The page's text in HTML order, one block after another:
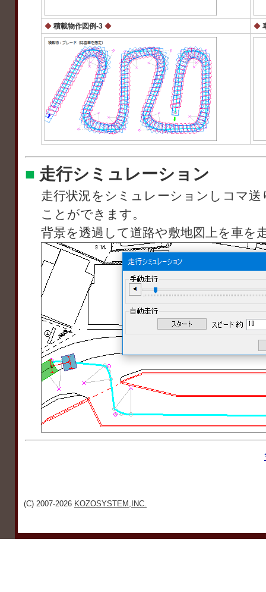
◆ 積載物作図例-3 ◆ ◆
■ 走行シミュレーション
走行状況をシミュレーションしコマ
ことができます。
背景を透過して道路や敷地図上を車を
(C) 2007-2026 KOZOSYSTEM,INC.